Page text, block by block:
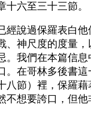
十六至三十三節。
經說過保羅表白
、神尺度的度量
。我們在本篇信
。在哥林多後書
八節）裡，保羅
不想要誇口，但他